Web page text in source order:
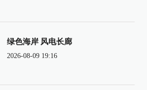
绿色海岸 风电长廊
2026-08-09 19:16